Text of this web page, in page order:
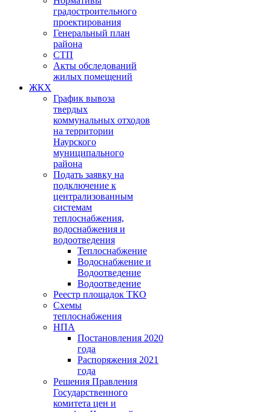
градостроительного
проектирования
Генеральный план
района
СТП
Акты обследований
жилых помещений
ЖКХ
График вывоза
твердых
коммунальных отходов
на территории
Наурского
муниципального
района
Подать заявку на
подключение к
централизованным
системам
теплоснабжения,
водоснабжения и
водоотведения
Теплоснабжение
Водоснабжение и
Водоотведение
Водоотведение
Реестр площадок ТКО
Схемы
теплоснабжения
НПА
Постановления 2020
года
Распоряжения 2021
года
Решения Правления
Государственного
комитета цен и